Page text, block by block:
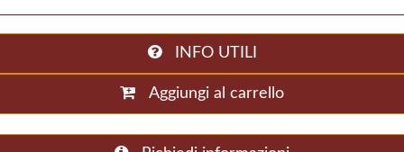
INFO UTILI
Aggiungi al carrello